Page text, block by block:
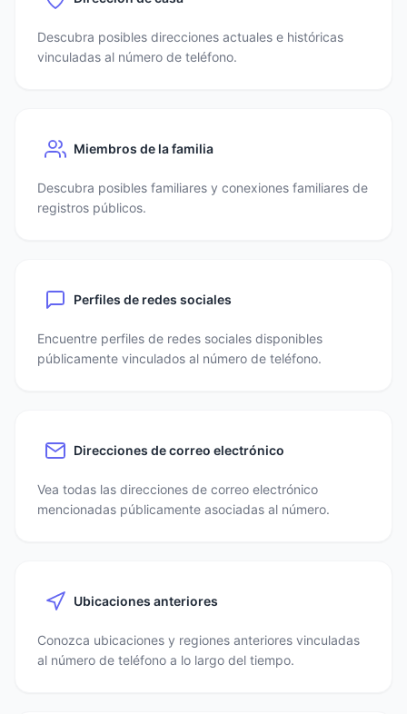
Descubra posibles direcciones actuales e históricas
vinculadas al número de teléfono.
Miembros de la familia
Descubra posibles familiares y conexiones familiares de
registros públicos.
Perfiles de redes sociales
Encuentre perfiles de redes sociales disponibles
públicamente vinculados al número de teléfono.
Direcciones de correo electrónico
Vea todas las direcciones de correo electrónico
mencionadas públicamente asociadas al número.
Ubicaciones anteriores
Conozca ubicaciones y regiones anteriores vinculadas
al número de teléfono a lo largo del tiempo.